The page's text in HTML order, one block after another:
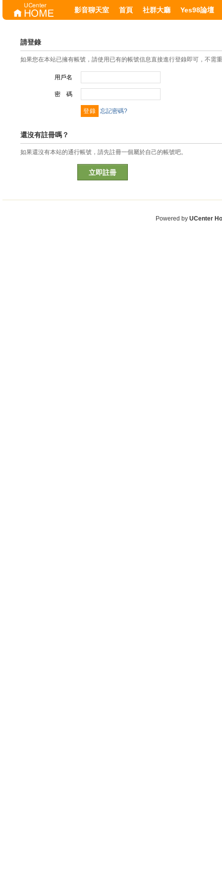
影音聊天室 首頁 社群大廳 Yes98論壇
請登錄
如果您在本站已擁有帳號，請使用已有的帳號信息直接進行登錄即可，不需
用戶名
密 碼
忘記密碼?
還沒有註冊嗎？
如果還沒有本站的通行帳號，請先註冊一個屬於自己的帳號吧。
立即註冊
Powered by UCenter